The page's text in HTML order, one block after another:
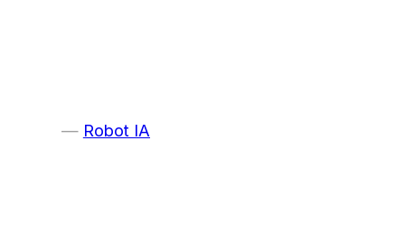
Robot IA